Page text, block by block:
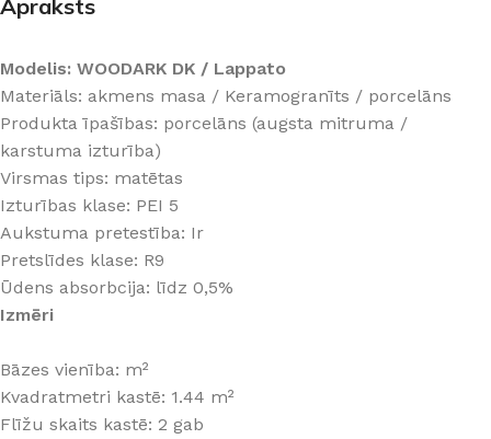
Apraksts
Modelis: WOODARK DK / Lappato
Materiāls: akmens masa / Keramogranīts / porcelāns
Produkta īpašības: porcelāns (augsta mitruma /
karstuma izturība)
Virsmas tips: matētas
Izturības klase: PEI 5
Aukstuma pretestība: Ir
Pretslīdes klase: R9
Ūdens absorbcija: līdz 0,5%
Izmēri
Bāzes vienība: m²
Kvadratmetri kastē: 1.44 m²
Flīžu skaits kastē: 2 gab